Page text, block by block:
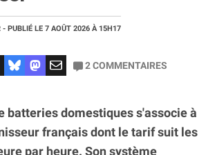
- PUBLIÉ LE 7 AOÛT 2026 À 15H17
2COMMENTAIRES
batteries domestiques s'associe à
français dont le tarif suit les
par heure. Son système